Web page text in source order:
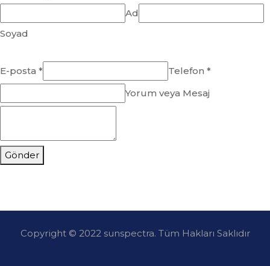
Ad
Soyad
E-posta *
Telefon *
Yorum veya Mesaj
Gönder
Copyright © 2022 sunspectra. Tüm Hakları Saklıdır